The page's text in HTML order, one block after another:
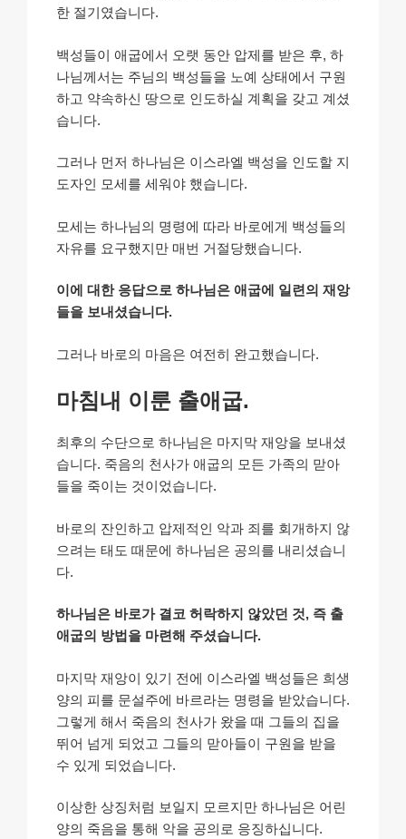
한 절기였습니다.
백성들이 애굽에서 오랫 동안 압제를 받은 후, 하
나님께서는 주님의 백성들을 노예 상태에서 구원
하고 약속하신 땅으로 인도하실 계획을 갖고 계셨
습니다.
그러나 먼저 하나님은 이스라엘 백성을 인도할 지
도자인 모세를 세워야 했습니다.
모세는 하나님의 명령에 따라 바로에게 백성들의
자유를 요구했지만 매번 거절당했습니다.
이에 대한 응답으로 하나님은 애굽에 일련의 재앙
들을 보내셨습니다.
그러나 바로의 마음은 여전히 완고했습니다.
마침내 이룬 출애굽.
최후의 수단으로 하나님은 마지막 재앙을 보내셨
습니다. 죽음의 천사가 애굽의 모든 가족의 맏아
들을 죽이는 것이었습니다.
바로의 잔인하고 압제적인 악과 죄를 회개하지 않
으려는 태도 때문에 하나님은 공의를 내리셨습니
다.
하나님은 바로가 결코 허락하지 않았던 것, 즉 출
애굽의 방법을 마련해 주셨습니다.
마지막 재앙이 있기 전에 이스라엘 백성들은 희생
양의 피를 문설주에 바르라는 명령을 받았습니다.
그렇게 해서 죽음의 천사가 왔을 때 그들의 집을
뛰어 넘게 되었고 그들의 맏아들이 구원을 받을
수 있게 되었습니다.
이상한 상징처럼 보일지 모르지만 하나님은 어린
양의 죽음을 통해 악을 공의로 응징하십니다.